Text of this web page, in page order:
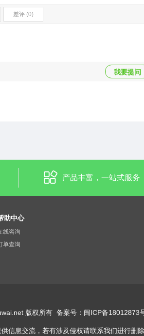
差评 (0)
我要提问
产品丰富，一站式服务
助中心
线咨询
单查询
版权所有 备案号： 闽ICP备18012873
信息交流， 若有涉及侵权请联系我们进行删除